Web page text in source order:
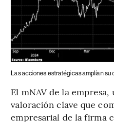
Las acciones estratégicas amplían su
El mNAV de la
valoración clave que
empresarial de la firma